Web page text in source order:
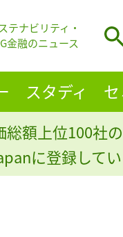
テナビリティ・
金融のニュース
スタディ
総額上位100社
に登録して